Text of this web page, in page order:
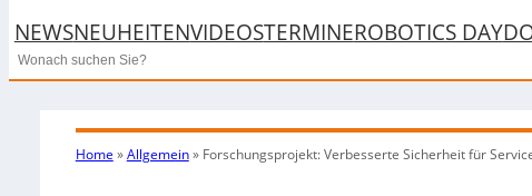
NEWSNEUHEITENVIDEOSTERMINEROBOTICS DAY
Search
Home »Allgemein» Forschungsprojekt: Verbesserte Sicherheit für